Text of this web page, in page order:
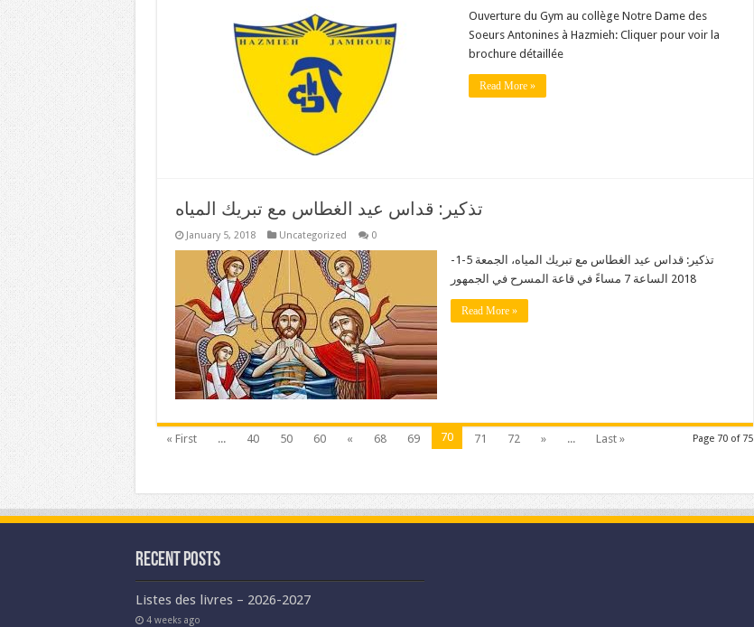
Ouverture du Gym au collège Notre Dame des
Soeurs Antonines à Hazmieh: Cliquer pour voir la
brochure détaillée
Read More »
تذكير: قداس عيد الغطاس مع تبريك المياه
January 5, 2018 Uncategorized 0
تذكير: قداس عيد الغطاس مع تبريك المياه، الجمعة 5-1-
2018 الساعة 7 مساءً في قاعة المسرح في الجمهور
Read More »
Page 70 of 75
« First ... 40 50 60 « 68 69 70 71 72 » ... Last »
Recent Posts
Listes des livres – 2026-2027
4 weeks ago